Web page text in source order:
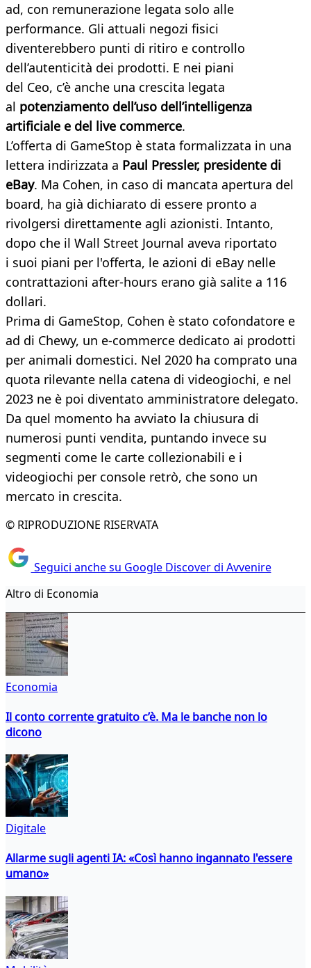
ad, con remunerazione legata solo alle
performance. Gli attuali negozi fisici
diventerebbero punti di ritiro e controllo
dell’autenticità dei prodotti. E nei piani
del Ceo, c’è anche una crescita legata
al potenziamento dell’uso dell’intelligenza
artificiale e del live commerce.
L’offerta di GameStop è stata formalizzata in una
lettera indirizzata a Paul Pressler, presidente di
eBay. Ma Cohen, in caso di mancata apertura del
board, ha già dichiarato di essere pronto a
rivolgersi direttamente agli azionisti. Intanto,
dopo che il Wall Street Journal aveva riportato
i suoi piani per l'offerta, le azioni di eBay nelle
contrattazioni after-hours erano già salite a 116
dollari.
Prima di GameStop, Cohen è stato cofondatore e
ad di Chewy, un e-commerce dedicato ai prodotti
per animali domestici. Nel 2020 ha comprato una
quota rilevante nella catena di videogiochi, e nel
2023 ne è poi diventato amministratore delegato.
Da quel momento ha avviato la chiusura di
numerosi punti vendita, puntando invece su
segmenti come le carte collezionabili e i
videogiochi per console retrò, che sono un
mercato in crescita.
© RIPRODUZIONE RISERVATA
Seguici anche su Google Discover di Avvenire
Altro di Economia
Economia
Il conto corrente gratuito c’è. Ma le banche non lo
dicono
Digitale
Allarme sugli agenti IA: «Così hanno ingannato l'essere
umano»